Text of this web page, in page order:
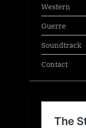
Western
Guerre
Soundtrack
Contact